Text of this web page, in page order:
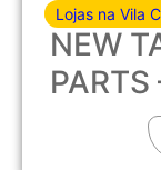
Lojas na Vila
NEW